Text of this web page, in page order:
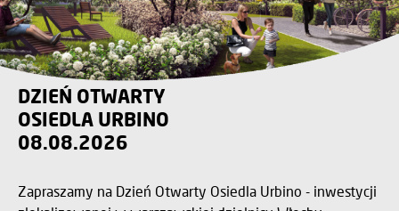
DZIEŃ OTWARTY
OSIEDLA URBINO
08.08.2026
Zapraszamy na Dzień Otwarty Osiedla Urbino - inwestycji